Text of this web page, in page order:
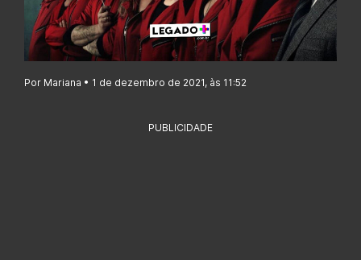
Por Mariana • 1 de dezembro de 2021, às 11:52
PUBLICIDADE